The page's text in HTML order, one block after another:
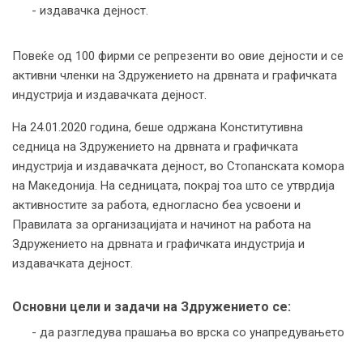
- издавачка дејност.
Повеќе од 100 фирми се репрезенти во овие дејности и се
активни членки на Здружението на дрвната и графичката
индустрија и издавачката дејност.
На 24.01.2020 година, беше одржана Конститутивна
седница на Здружението на дрвната и графичката
индустрија и издавачката дејност, во Стопанската комора
на Македонија. На седницата, покрај тоа што се утврдија
активностите за работа, едногласно беа усвоени и
Правилата за организацијата и начинот на работа на
Здружението на дрвната и графичката индустрија и
издавачката дејност.
Основни цели и задачи на Здружението се:
- да разгледува прашања во врска со унапредувањето